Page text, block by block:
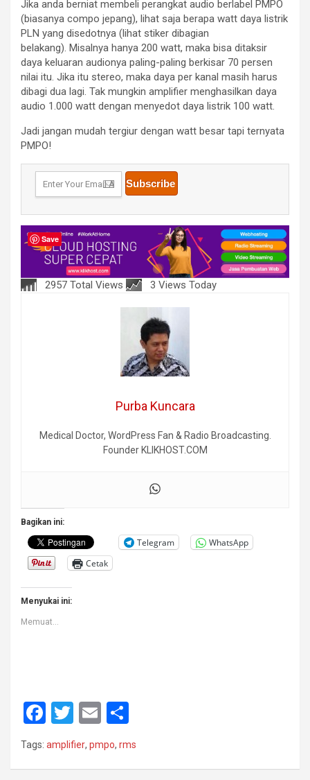
Jika anda berniat membeli perangkat audio berlabel PMPO
(biasanya compo jepang), lihat saja berapa watt daya listrik
PLN yang disedotnya (lihat stiker dibagian
belakang). Misalnya hanya 200 watt, maka bisa ditaksir
daya keluaran audionya paling-paling berkisar 70 persen
nilai itu. Jika itu stereo, maka daya per kanal masih harus
dibagi dua lagi. Tak mungkin amplifier menghasilkan daya
audio 1.000 watt dengan menyedot daya listrik 100 watt.
Jadi jangan mudah tergiur dengan watt besar tapi ternyata
PMPO!
2957 Total Views 3 Views Today
Purba Kuncara
Medical Doctor, WordPress Fan & Radio Broadcasting.
Founder KLIKHOST.COM
Bagikan ini:
Telegram
WhatsApp
Cetak
Menyukai ini:
Memuat...
F
ce
T
wi
tt
E
ail
Tags: amplifier, pmpo, rms
Save